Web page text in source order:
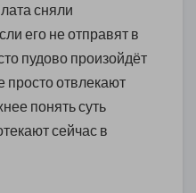
сняли
его не отправят в
пудово произойдёт
отвлекают
понять суть
сейчас в